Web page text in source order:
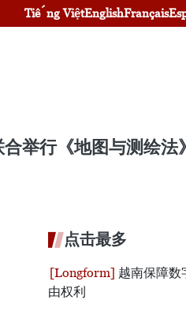
Tiếng ViệtEnglishFrançais
举行《地图与测绘法
点击最多
越南保障数
由权利